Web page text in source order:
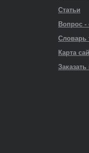
Статьи
Вопрос -
Словарь
Карта